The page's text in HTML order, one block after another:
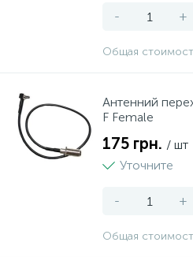
- +
Общая
Антенний
F Female
175 грн. / шт
Уточните
- +
Общая